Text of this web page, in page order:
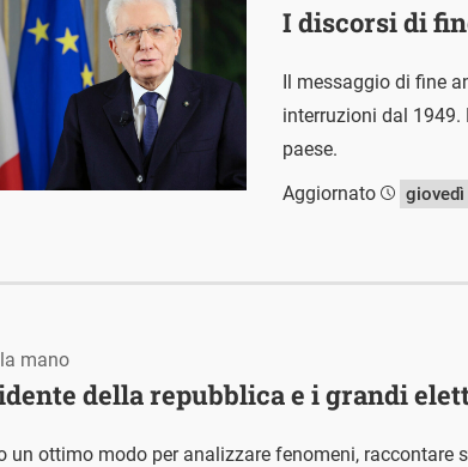
I discorsi di
Il messaggio di fine
interruzioni dal 1949.
paese.
Aggiornato
giovedì
della repubblica e i grandi
mano
un ottimo modo per analizzare fenomeni,